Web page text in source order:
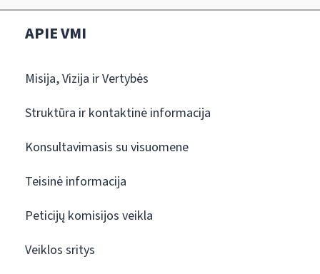
APIE VMI
Misija, Vizija ir Vertybės
Struktūra ir kontaktinė informacija
Konsultavimasis su visuomene
Teisinė informacija
Peticijų komisijos veikla
Veiklos sritys